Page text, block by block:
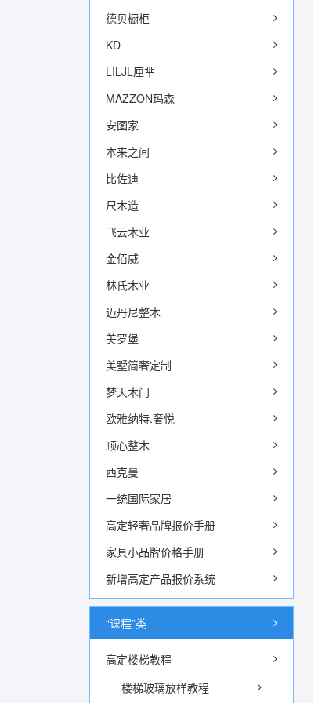
德贝橱柜
KD
LILJL厘芈
MAZZON玛森
安图家
本来之间
比佐迪
尺木造
飞云木业
金佰威
林氏木业
迈丹尼整木
美罗堡
美墅简奢定制
梦天木门
欧雅纳特.奢悦
顺心整木
西克曼
一统国际家居
高定轻奢品牌报价手册
家具小品牌价格手册
新增高定产品报价系统
“课程”类
高定楼梯教程
楼梯玻璃放样教程